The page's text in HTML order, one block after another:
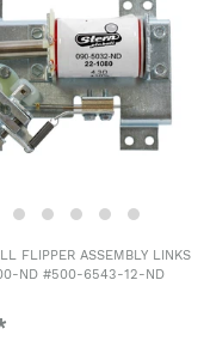
FLIPPER ASSEMBLY LINKS
ND #500-6543-12-ND